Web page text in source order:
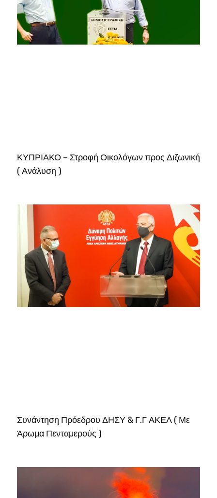
ΚΥΠΡΙΑΚΟ – Στροφή Οικολόγων προς Διζωνική
( Ανάλυση )
Συνάντηση Πρόεδρου ΔΗΣΥ & Γ.Γ ΑΚΕΛ ( Με
Άρωμα Πενταμερούς )